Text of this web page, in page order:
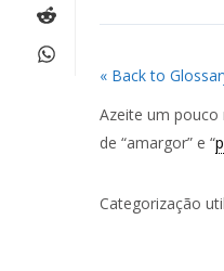
« Back to
Azeite um pouco
de “amargor” e “
Categorização